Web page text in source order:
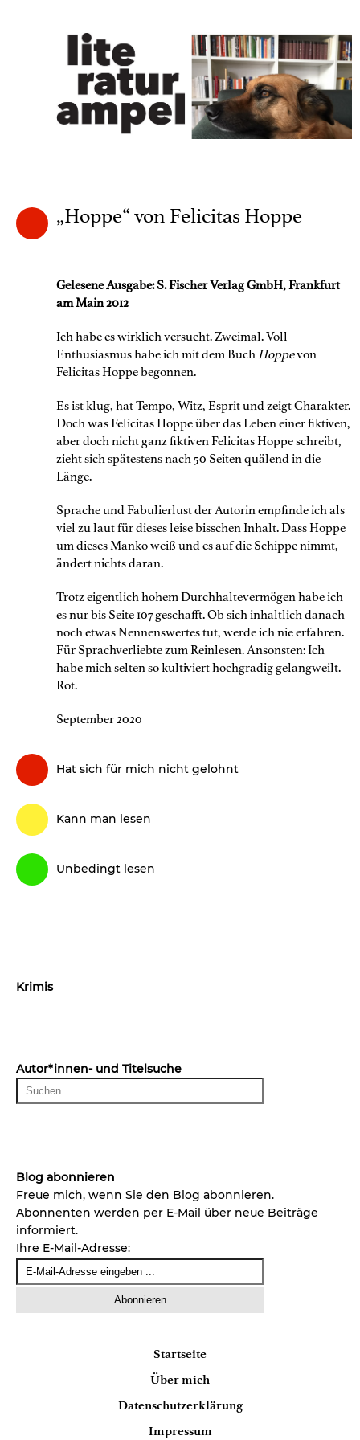
„Hoppe“ von Felicitas Hoppe
Gelesene Ausgabe: S. Fischer Verlag GmbH, Frankfurt
am Main 2012
Ich habe es wirklich versucht. Zweimal. Voll
Enthusiasmus habe ich mit dem Buch Hoppevon
Felicitas Hoppe begonnen.
Es ist klug, hat Tempo, Witz, Esprit und zeigt Charakter.
Doch was Felicitas Hoppe über das Leben einer fiktiven,
aber doch nicht ganz fiktiven Felicitas Hoppe schreibt,
zieht sich spätestens nach 50 Seiten quälend in die
Länge.
Sprache und Fabulierlust der Autorin empfinde ich als
viel zu laut für dieses leise bisschen Inhalt. Dass Hoppe
um dieses Manko weiß und es auf die Schippe nimmt,
ändert nichts daran.
Trotz eigentlich hohem Durchhaltevermögen habe ich
es nur bis Seite 107 geschafft. Ob sich inhaltlich danach
noch etwas Nennenswertes tut, werde ich nie erfahren.
Für Sprachverliebte zum Reinlesen. Ansonsten: Ich
habe mich selten so kultiviert hochgradig gelangweilt.
Rot.
September 2020
Hat sich für mich nicht gelohnt
Kann man lesen
Unbedingt lesen
Krimis
Autor*innen- und Titelsuche
Blog abonnieren
Freue mich, wenn Sie den Blog abonnieren.
Abonnenten werden per E-Mail über neue Beiträge
informiert.
Ihre E-Mail-Adresse:
Startseite
Über mich
Datenschutzerklärung
Impressum